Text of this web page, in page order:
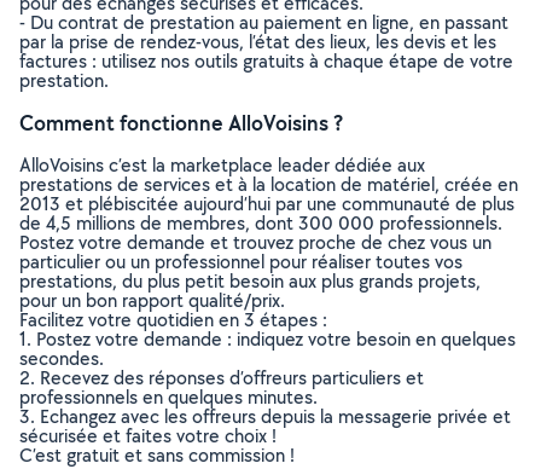
- Du contrat de prestation au paiement en ligne, en passant
par la prise de rendez-vous, l’état des lieux, les devis et les
factures : utilisez nos outils gratuits à chaque étape de votre
prestation.
Comment fonctionne AlloVoisins ?
AlloVoisins c’est la marketplace leader dédiée aux
prestations de services et à la location de matériel, créée en
2013 et plébiscitée aujourd’hui par une communauté de plus
de 4,5 millions de membres, dont 300 000 professionnels.
Postez votre demande et trouvez proche de chez vous un
particulier ou un professionnel pour réaliser toutes vos
prestations, du plus petit besoin aux plus grands projets,
pour un bon rapport qualité/prix.
Facilitez votre quotidien en 3 étapes :
1. Postez votre demande : indiquez votre besoin en quelques
secondes.
2. Recevez des réponses d’offreurs particuliers et
professionnels en quelques minutes.
3. Echangez avec les offreurs depuis la messagerie privée et
sécurisée et faites votre choix !
C’est gratuit et sans commission !